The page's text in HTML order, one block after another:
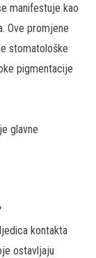
manifestuje kao
Ove promjene
stomatološke
pigmentacije
glavne
kontakta
ostavljaju